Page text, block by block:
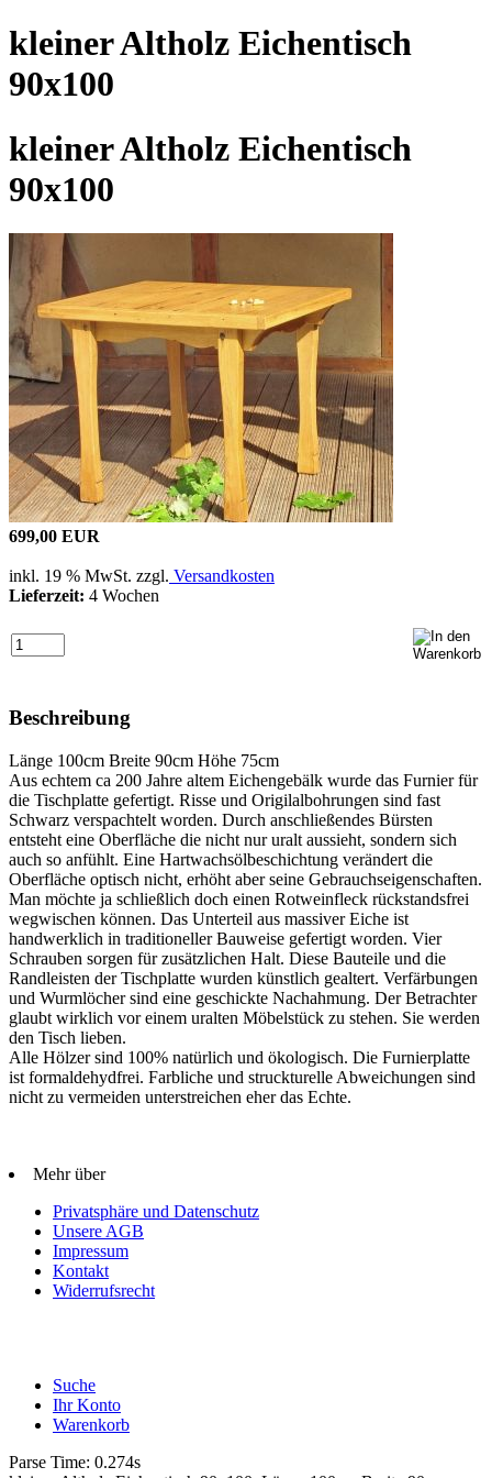
kleiner Altholz Eichentisch
90x100
kleiner Altholz Eichentisch
90x100
699,00 EUR
inkl. 19 % MwSt. zzgl. Versandkosten
Lieferzeit: 4 Wochen
Beschreibung
Länge 100cm Breite 90cm Höhe 75cm
Aus echtem ca 200 Jahre altem Eichengebälk wurde das Furnier für
die Tischplatte gefertigt. Risse und Origilalbohrungen sind fast
Schwarz verspachtelt worden. Durch anschließendes Bürsten
entsteht eine Oberfläche die nicht nur uralt aussieht, sondern sich
auch so anfühlt. Eine Hartwachsölbeschichtung verändert die
Oberfläche optisch nicht, erhöht aber seine Gebrauchseigenschaften.
Man möchte ja schließlich doch einen Rotweinfleck rückstandsfrei
wegwischen können. Das Unterteil aus massiver Eiche ist
handwerklich in traditioneller Bauweise gefertigt worden. Vier
Schrauben sorgen für zusätzlichen Halt. Diese Bauteile und die
Randleisten der Tischplatte wurden künstlich gealtert. Verfärbungen
und Wurmlöcher sind eine geschickte Nachahmung. Der Betrachter
glaubt wirklich vor einem uralten Möbelstück zu stehen. Sie werden
den Tisch lieben.
Alle Hölzer sind 100% natürlich und ökologisch. Die Furnierplatte
ist formaldehydfrei. Farbliche und struckturelle Abweichungen sind
nicht zu vermeiden unterstreichen eher das Echte.
Mehr über
Privatsphäre und Datenschutz
Unsere AGB
Impressum
Kontakt
Widerrufsrecht
Suche
Ihr Konto
Warenkorb
Parse Time: 0.274s